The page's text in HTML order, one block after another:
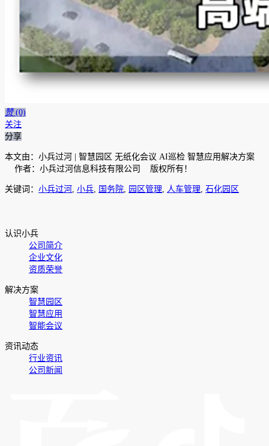
赞 (0)
关注
分享
本文由：小兵过河 | 智慧园区 无纸化会议 AI巡检 智慧应用解决方案
作者：小兵过河信息科技有限公司 版权所有！
关键词： 小兵过河 小兵 国务院 园区管理 人车管理 石化园区
认识小兵
公司简介
企业文化
资质荣誉
解决方案
智慧园区
智慧应用
智能会议
资讯动态
行业资讯
公司新闻